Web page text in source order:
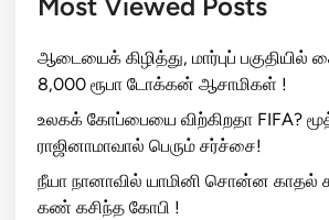
ஆடையைக் கிழித்து, மார்புப்
8,000 ரூபா டோக்கன் ஆசாமிகள் !
உலகக் கோப்பையை விற்கிறதா FIFA?
ராஜினாமாவால் பெரும் சர்ச்சை!
நீயா நானாவில் யாமினி சொன்ன காதல்
கண் கசிந்த கோபி !